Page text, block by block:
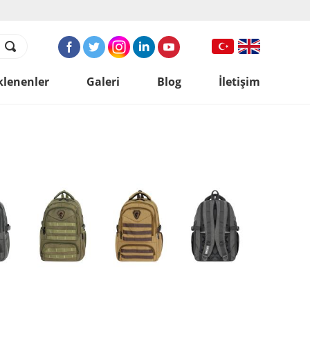
Galeri Blog İletişim